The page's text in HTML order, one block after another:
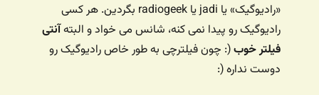
«رادیوگیک» یا jadi یا radiogeek بگردین. هر کسی
رادیوگیک رو پیدا نمی کنه، شانس می خواد و البتهآنتی
فیلتر خوب(: چون فیلترچی به طور خاص رادیوگیک رو
دوست نداره (: